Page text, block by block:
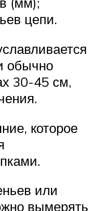
цепи.
обычно
30-45 см,
которое
или
вымерять